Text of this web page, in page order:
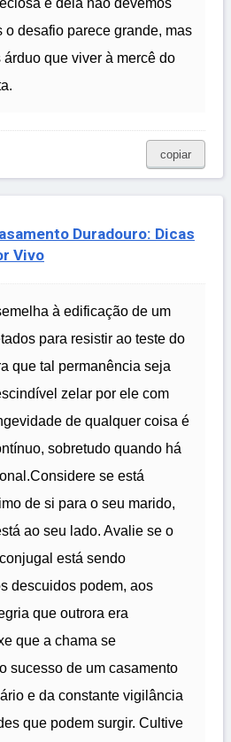
e dela não devemos
o desafio parece grande, mas
que viver à mercê do
copiar
Duradouro: Dicas
Vivo
à edificação de um
para resistir ao teste do
que tal permanência seja
zelar por ele com
de qualquer coisa é
sobretudo quando há
se está
de si para o seu marido,
ao seu lado. Avalie se o
está sendo
descuidos podem, aos
que outrora era
que a chama se
sucesso de um casamento
e da constante vigilância
que podem surgir. Cultive